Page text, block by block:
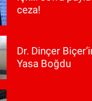
ceza!
Dr. Dinçer
Yasa Boğdu